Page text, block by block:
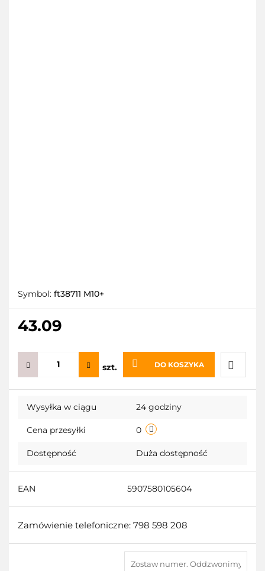
Symbol: ft38711 M10+
43.09
szt. DO KOSZYKA
Do
Wysyłka w ciągu 24 godziny
Cena przesyłki 0
Dostępność Duża dostępność
EAN 5907580105604
Zamówienie telefoniczne: 798 598 208